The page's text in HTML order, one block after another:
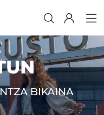
BIKAINA